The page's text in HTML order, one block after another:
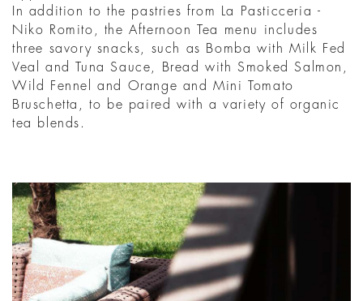
In addition to the pastries from La Pasticceria -
Niko Romito, the Afternoon Tea menu includes
three savory snacks, such as Bomba with Milk Fed
Veal and Tuna Sauce, Bread with Smoked Salmon,
Wild Fennel and Orange and Mini Tomato
Bruschetta, to be paired with a variety of organic
tea blends.